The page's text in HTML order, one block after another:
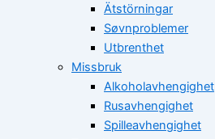
Ätstörningar
Søvnproblemer
Utbrenthet
Missbruk
Alkoholavhengighet
Rusavhengighet
Spilleavhengighet